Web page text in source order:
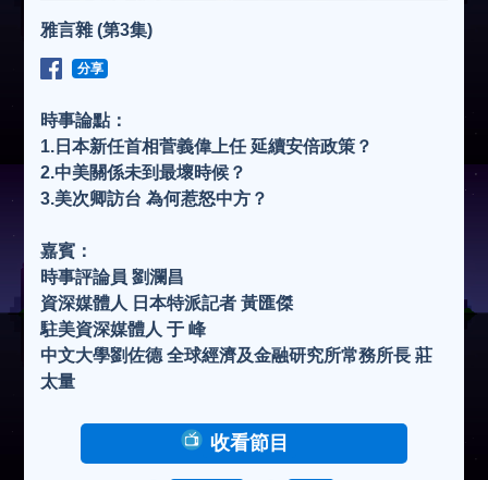
雅言雜 (第3集)
分享
時事論點：
1.日本新任首相菅義偉上任 延續安倍政策？
2.中美關係未到最壞時候？
3.美次卿訪台 為何惹怒中方？
嘉賓：
時事評論員 劉瀾昌
資深媒體人 日本特派記者 黃匯傑
駐美資深媒體人 于 峰
中文大學劉佐德 全球經濟及金融研究所常務所長 莊
太量
收看節目